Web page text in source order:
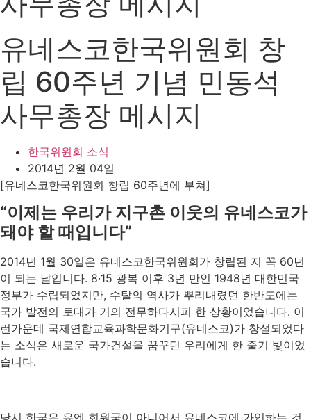
유네스코한국위원회 창
립 60주년 기념 민동석
사무총장 메시지
한국위원회 소식
2014년 2월 04일
[유네스코한국위원회 창립 60주년에 부쳐]
“이제는 우리가 지구촌 이웃의 유네스코가
돼야 할 때입니다”
2014년 1월 30일은 유네스코한국위원회가 창립된 지 꼭 60년
이 되는 날입니다. 8·15 광복 이후 3년 만인 1948년 대한민국
정부가 수립되었지만, 수탈의 역사가 뿌리내렸던 한반도에는
국가 발전의 토대가 거의 전무하다시피 한 상황이었습니다. 이
런가운데 국제연합교육과학문화기구(유네스코)가 창설되었다
는 소식은 새로운 국가건설을 꿈꾸던 우리에게 한 줄기 빛이었
습니다.